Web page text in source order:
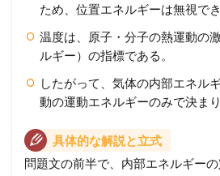
ため、位置エネルギーは無視で
温度は、原子・分子の熱運動の
ルギー）の指標である。
したがって、気体の内部エネル
動の運動エネルギーのみで決ま
具体的な解説と立式
問題文の前半で、内部エネルギー